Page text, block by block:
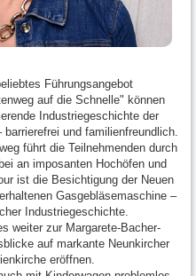
Führungsangebot
auf die Schnelle" können
Industriegeschichte der
und familienfreundlich.
führt die Teilnehmenden durch
an imposanten Hochöfen und
ist die Besichtigung der Neuen
Gasgebläsemaschine –
Industriegeschichte.
weiter zur Margarete-Bacher-
auf markante Neunkircher
eröffnen.